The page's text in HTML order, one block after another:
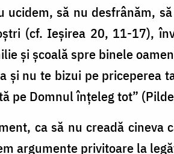
ucidem, să nu desfrânăm,
(cf. Ieșirea 20, 11-17),
și școală spre binele
nu te bizui pe priceperea
pe Domnul înțeleg tot”
ca să nu creadă cineva
argumente privitoare la